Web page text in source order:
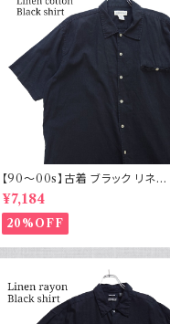
【90～00s】古着 ブラック リネン
コットンシャツ 黒 ボックスシルエッ
ト
¥7,184
20%OFF